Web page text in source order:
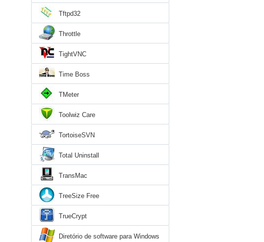
Tftpd32
Throttle
TightVNC
Time Boss
TMeter
Toolwiz Care
TortoiseSVN
Total Uninstall
TransMac
TreeSize Free
TrueCrypt
Diretório de software para Windows